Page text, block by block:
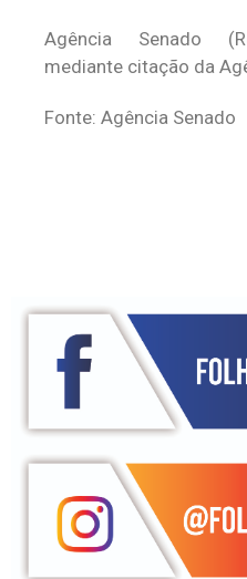
Agência Senado
mediante citação da
Fonte: Agência Senado